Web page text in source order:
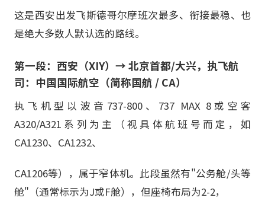
这是西安出发飞斯德哥尔摩班次最多、衔接最稳、也
是绝大多数人默认选的路线。
第一段：西安（XIY）→ 北京首都/大兴，执飞航
司：中国国际航空（简称国航 / CA）
执飞机型以波音737-800、737 MAX 8或空客
A320/A321系列为主（视具体航班号而定，如
CA1230、CA1232、
CA1206等），属于窄体机。此段虽然有"公务舱/头等
舱"（通常标示为J或F舱），但座椅布局为2-2，